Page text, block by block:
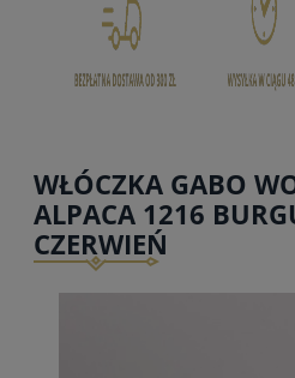
WŁÓCZKA GABO
ALPACA 1216
CZERWIEŃ